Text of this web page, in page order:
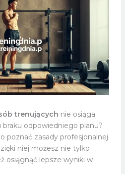
trenujących nie osiąga
odpowiedniego planu?
poznać zasady profesjonalnej
niej możesz nie tylko
osiągnąć lepsze wyniki w